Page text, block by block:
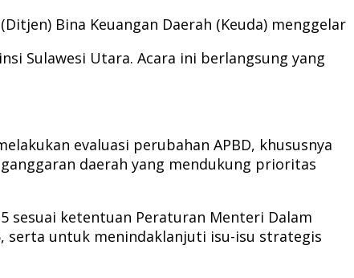
Bina Keuangan Daerah (Keuda) menggelar
Sulawesi Utara. Acara ini berlangsung yang
evaluasi perubahan APBD, khususnya
daerah yang mendukung prioritas
sesuai ketentuan Peraturan Menteri Dalam
serta untuk menindaklanjuti isu-isu strategis